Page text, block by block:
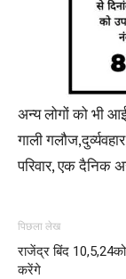
अन्य लोगों को भी
गाली
परिवार, एक दैनिक
पिछला लेख
राजेंद्र बिंद
करेंगे